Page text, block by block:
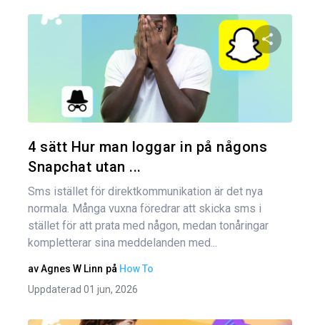
Dela
4 sätt Hur man loggar in på någons
Snapchat utan ...
Sms istället för direktkommunikation är det nya
normala. Många vuxna föredrar att skicka sms i
stället för att prata med någon, medan tonåringar
kompletterar sina meddelanden med...
avAgnes W Linn på How To
Uppdaterad 01 jun, 2026